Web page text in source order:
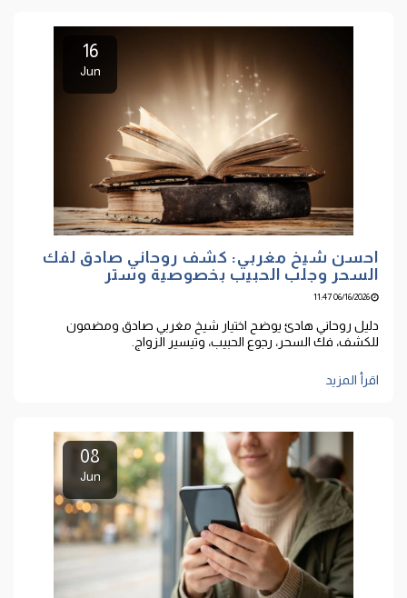
16
Jun
احسن شيخ مغربي: كشف روحاني صادق لفك
السحر وجلب الحبيب بخصوصية وستر
06/16/2026 11:47
دليل روحاني هادئ يوضح اختيار شيخ مغربي صادق ومضمون
للكشف، فك السحر، رجوع الحبيب، وتيسير الزواج.
اقرأ المزيد
08
Jun